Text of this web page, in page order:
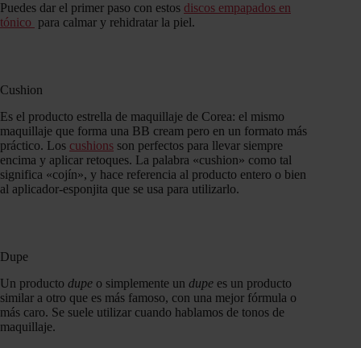
Puedes dar el primer paso con estos discos empapados en
tónico para calmar y rehidratar la piel.
Cushion
Es el producto estrella de maquillaje de Corea: el mismo
maquillaje que forma una BB cream pero en un formato más
práctico. Los cushions son perfectos para llevar siempre
encima y aplicar retoques. La palabra «cushion» como tal
significa «cojín», y hace referencia al producto entero o bien
al aplicador-esponjita que se usa para utilizarlo.
Dupe
Un producto dupe o simplemente un dupe es un producto
similar a otro que es más famoso, con una mejor fórmula o
más caro. Se suele utilizar cuando hablamos de tonos de
maquillaje.